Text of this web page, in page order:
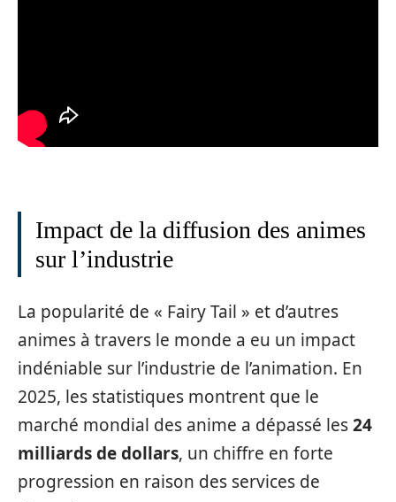
Impact de la diffusion des animes
sur l’industrie
La popularité de « Fairy Tail » et d’autres
animes à travers le monde a eu un impact
indéniable sur l’industrie de l’animation. En
2025, les statistiques montrent que le
marché mondial des anime a dépassé les24
milliards de dollars, un chiffre en forte
progression en raison des services de